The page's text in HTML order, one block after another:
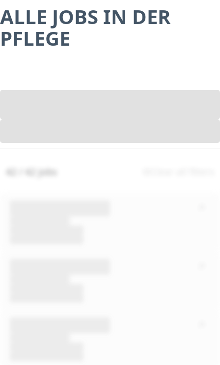
ALLE JOBS IN DER
PFLEGE
42 / 42 jobs